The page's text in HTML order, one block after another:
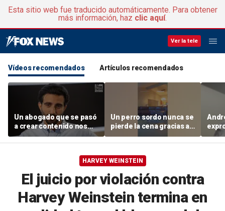
Esta sitio web fue traducido automáticamente. Para obtener
más información, haz clic aquí.
Ver la tele
Vídeos recomendados Artículos recomendados
Un abogado que se pasó
a crear contenido nos
cuenta cómo encontró
una comunidad tras
Un perro sordo nunca se
pierde la cena gracias a
su hermana tan cariñosa
que
HARVEY WEINSTEIN
El juicio por violación contra
Harvey Weinstein termina en